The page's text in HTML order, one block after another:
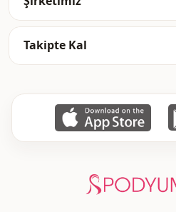
Takipte Kal